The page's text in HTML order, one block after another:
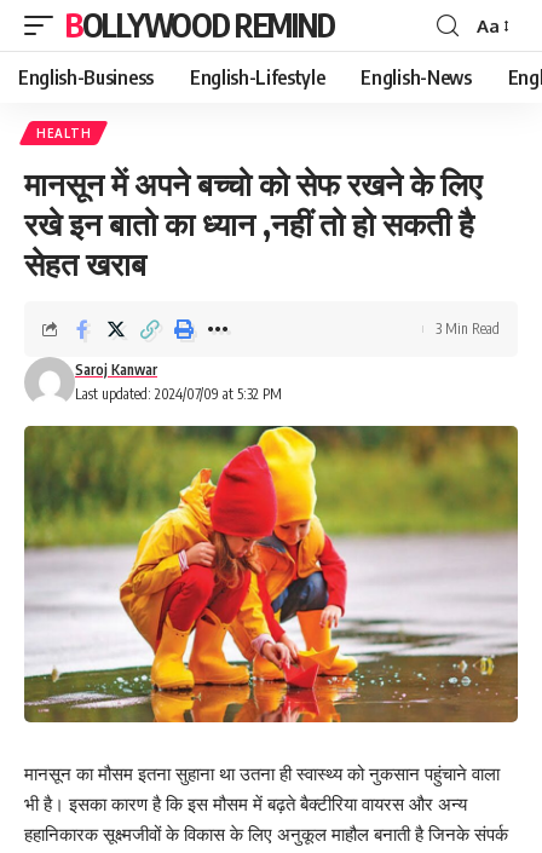
BOLLYWOOD REMIND
Font
Resizer
Aa
English-Business English-Lifestyle English-News
HEALTH
मानसून में अपने बच्चो को सेफ रखने के लिए
रखे इन बातो का ध्यान ,नहीं तो हो सकती है
सेहत खराब
Last updated: 2024/07/09 at 5:32 PM
Saroj Kanwar
3 Min Read
मानसून का मौसम इतना सुहाना था उतना ही स्वास्थ्य को नुकसान पहुंचाने वाला
भी है। इसका कारण है कि इस मौसम में बढ़ते बैक्टीरिया वायरस और अन्य
हहानिकारक सूक्ष्मजीवों के विकास के लिए अनुकूल माहौल बनाती है जिनके संपर्क